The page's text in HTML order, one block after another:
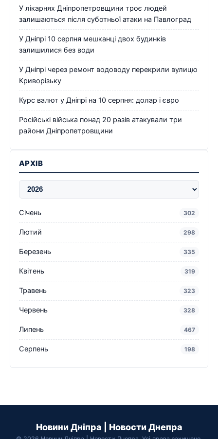
У лікарнях Дніпропетровщини троє людей
залишаються після суботньої атаки на Павлоград
У Дніпрі 10 серпня мешканці двох будинків
залишилися без води
У Дніпрі через ремонт водоводу перекрили вулицю
Криворізьку
Курс валют у Дніпрі на 10 серпня: долар і євро
Російські війська понад 20 разів атакували три
райони Дніпропетровщини
АРХІВ
Січень 302
Лютий 298
Березень 335
Квітень 319
Травень 323
Червень 328
Липень 467
Серпень 198
Новини Дніпра | Новости Днепра